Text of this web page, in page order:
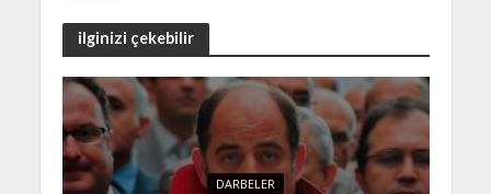
ilginizi çekebilir
DARBELER